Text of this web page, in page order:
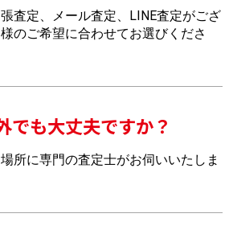
査定、メール査定、LINE査定がござ
のご希望に合わせてお選びくださ
でも大丈夫ですか？
所に専門の査定士がお伺いいたしま